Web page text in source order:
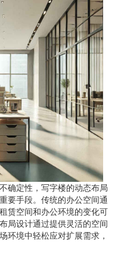
确定性，写字楼的动态布局
要手段。传统的办公空间通
赁空间和办公环境的变化可
局设计通过提供灵活的空间
环境中轻松应对扩展需求，